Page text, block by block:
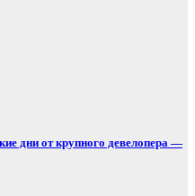
дни от крупного девелопера —